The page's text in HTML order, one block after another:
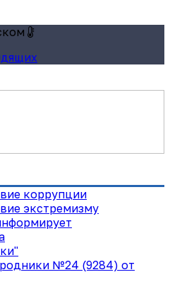
коррупции
экстремизму